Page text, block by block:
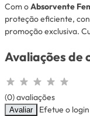
Com oAbsorvente
proteção eficiente,
promoção exclusiva.
Avaliações de
(0) avaliações
Avaliar
Efetue o